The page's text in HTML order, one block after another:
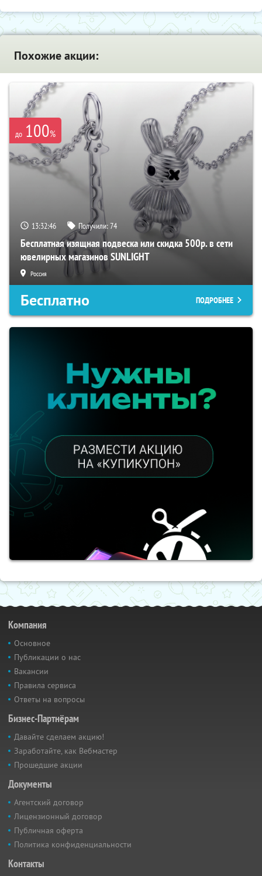
Похожие акции:
до 100%
13:32:45 Получили:74
Бесплатная изящная подвеска или скидка 500р. в сети
ювелирных магазинов SUNLIGHT
Россия
Бесплатно ПОДРОБНЕЕ
Компания
Основное
Публикации о нас
Вакансии
Правила сервиса
Ответы на вопросы
Бизнес-Партнёрам
Давайте сделаем акцию!
Заработайте, как Вебмастер
Прошедшие акции
Документы
Агентский договор
Лицензионный договор
Публичная оферта
Политика конфиденциальности
Контакты